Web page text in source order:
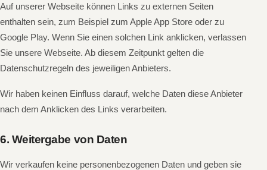
Auf unserer Webseite können Links zu externen Seiten
enthalten sein, zum Beispiel zum Apple App Store oder zu
Google Play. Wenn Sie einen solchen Link anklicken, verlassen
Sie unsere Webseite. Ab diesem Zeitpunkt gelten die
Datenschutzregeln des jeweiligen Anbieters.
Wir haben keinen Einfluss darauf, welche Daten diese Anbieter
nach dem Anklicken des Links verarbeiten.
6. Weitergabe von Daten
Wir verkaufen keine personenbezogenen Daten und geben sie